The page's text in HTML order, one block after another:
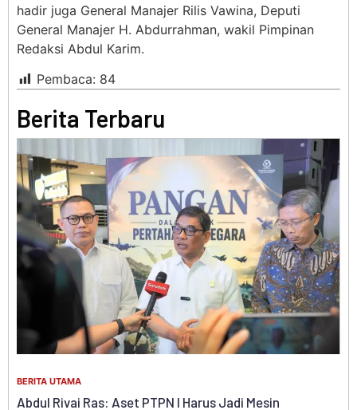
hadir juga General Manajer Rilis Vawina, Deputi
General Manajer H. Abdurrahman, wakil Pimpinan
Redaksi Abdul Karim.
Pembaca: 84
Berita Terbaru
BERITA UTAMA
Abdul Rivai Ras: Aset PTPN I Harus Jadi Mesin